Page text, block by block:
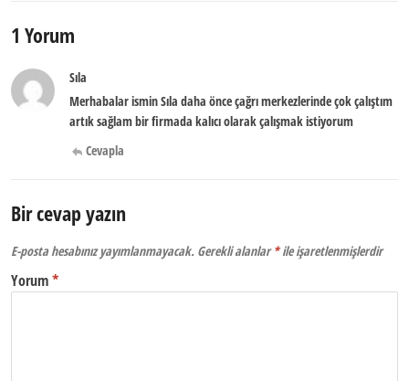
1 Yorum
Sıla
Merhabalar ismin Sıla daha önce çağrı merkezlerinde çok çalıştım
artık sağlam bir firmada kalıcı olarak çalışmak istiyorum
Cevapla
Bir cevap yazın
E-posta hesabınız yayımlanmayacak. Gerekli alanlar*ile işaretlenmişlerdir
Yorum*